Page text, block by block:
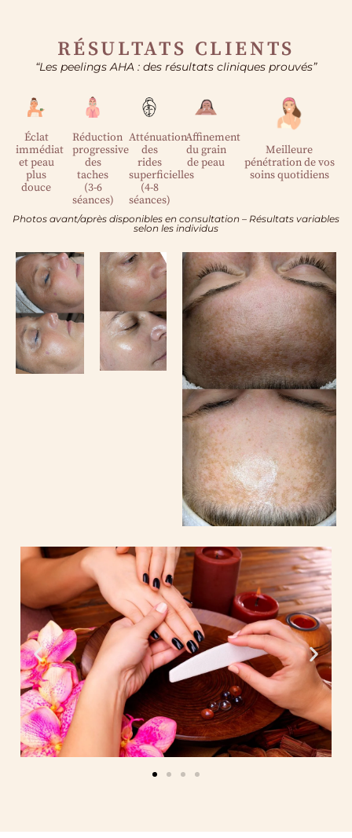
RÉSULTATS CLIENTS
“Les peelings AHA : des résultats cliniques prouvés”
Éclat
immédiat
et peau
plus
douce
Réduction
progressive
des
taches
(3-6
séances)
Atténuation
des
rides
superficielles
(4-8
séances)
Affinement
du grain
de peau
Meilleure
pénétration de vos
soins quotidiens
Photos avant/après disponibles en consultation – Résultats variables
selon les individus